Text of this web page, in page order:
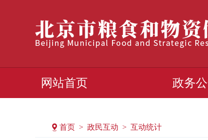
网站首页 政务
首页 > 政民互动 > 互动统计